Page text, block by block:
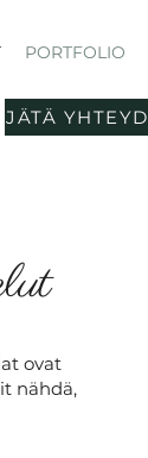
PORTFOLIO
JÄTÄ
ovat
nähdä,